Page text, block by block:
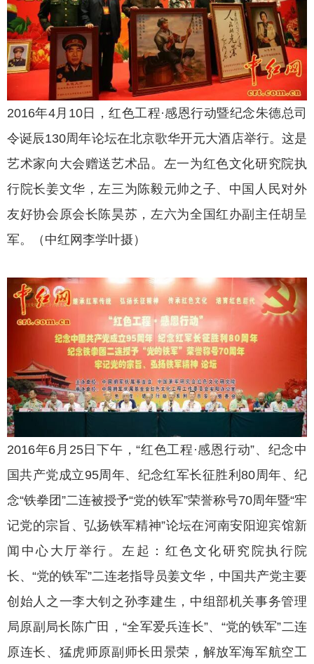
2016年4月10日，红色工程·感恩行动暨纪念朱德总司
令诞辰130周年论坛在北京歌华开元大酒店举行。这是
艺术家向大会赠送艺术品。左一为红色文化研究院执
行院长姜文华，左三为陈毅元帅之子、中国人民对外
友好协会原会长陈昊苏，左六为全国红办副主任胡呈
军。（中红网李学叶摄）
2016年6月25日下午，“红色工程·感恩行动”、纪念中
国共产党成立95周年、纪念红军长征胜利80周年、纪
念“铁拳团”二连被授予“党的铁军”荣誉称号70周年暨“牢
记党的宗旨、弘扬铁军精神”论坛在河南安阳迎宾馆新
闻中心大厅举行。左起：红色文化研究院执行院
长、“党的铁军”二连老指导员姜文华，中国共产党主要
创始人之一李大钊之孙李建生，中组部机关事务管理
局原副局长陈广田，“全军爱兵连长”、“党的铁军”二连
原连长、猛虎师原副师长田景荣，解放军海军航空工